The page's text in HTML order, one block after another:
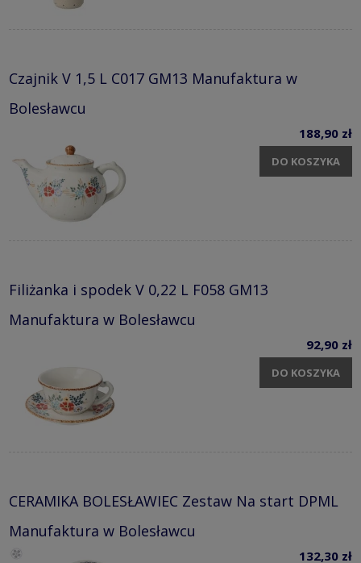
Czajnik V 1,5 L C017 GM13 Manufaktura w
Bolesławcu
188,90 zł
DO KOSZYKA
Filiżanka i spodek V 0,22 L F058 GM13
Manufaktura w Bolesławcu
92,90 zł
DO KOSZYKA
CERAMIKA BOLESŁAWIEC Zestaw Na start DPML
Manufaktura w Bolesławcu
132,30 zł